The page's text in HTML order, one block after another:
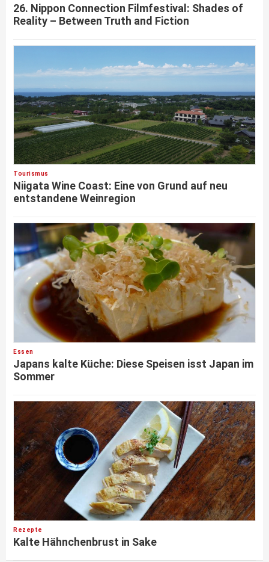
26. Nippon Connection Filmfestival: Shades of
Reality – Between Truth and Fiction
Tourismus
Niigata Wine Coast: Eine von Grund auf neu
entstandene Weinregion
Essen
Japans kalte Küche: Diese Speisen isst Japan im
Sommer
Rezepte
Kalte Hähnchenbrust in Sake